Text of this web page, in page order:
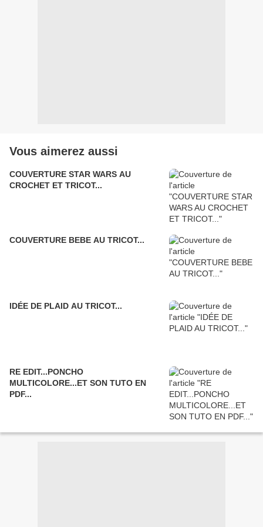
Vous aimerez aussi
COUVERTURE STAR WARS AU
CROCHET ET TRICOT...
COUVERTURE BEBE AU TRICOT...
IDÉE DE PLAID AU TRICOT...
RE EDIT...PONCHO
MULTICOLORE...ET SON TUTO EN
PDF...